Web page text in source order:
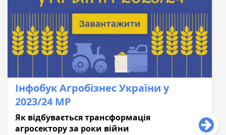
Інфобук Агробізнес України у
2023/24 МР
Як відбувається трансформація
агросектору за роки війни